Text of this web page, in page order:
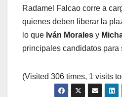
Radamel Falcao corre a
quienes deben liberar la
lo que Iván Morales y
principales candidatos para
(Visited 306 times, 1 visits